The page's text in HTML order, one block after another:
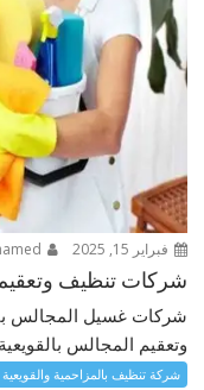
فبراير 15, 2025
شركات تنظيف وتعقيم
شركات غسيل المجالس
وتعقيم المجالس
شركة تنظيف بالمزاحمية والقويعية